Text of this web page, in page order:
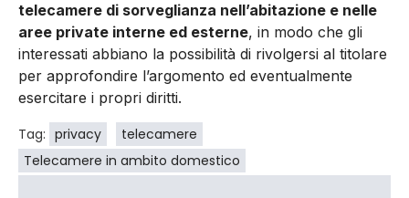
telecamere di sorveglianza nell’abitazione e nelle
aree private interne ed esterne, in modo che gli
interessati abbiano la possibilità di rivolgersi al titolare
per approfondire l’argomento ed eventualmente
esercitare i propri diritti.
Tag: privacy
telecamere
Telecamere in ambito domestico